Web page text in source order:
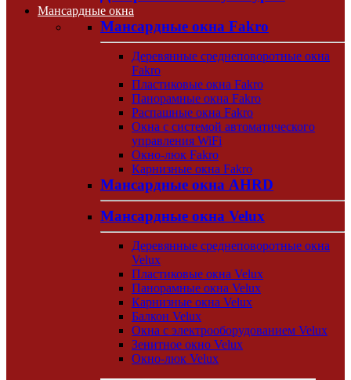
Мансардные окна
Мансардные окна Fakro
Деревянные среднеповоротные окна
Fakro
Пластиковые окна Fakro
Панорамные окна Fakro
Распашные окна Fakro
Окна с системой автоматического
управления WiFi
Окно-люк Fakro
Карнизные окна Fakro
Мансардные окна AHRD
Мансардные окна Velux
Деревянные среднеповоротные окна
Velux
Пластиковые окна Velux
Панорамные окна Velux
Карнизные окна Velux
Балкон Velux
Окна с электрооборудованием Velux
Зенитное окно Velux
Окно-люк Velux